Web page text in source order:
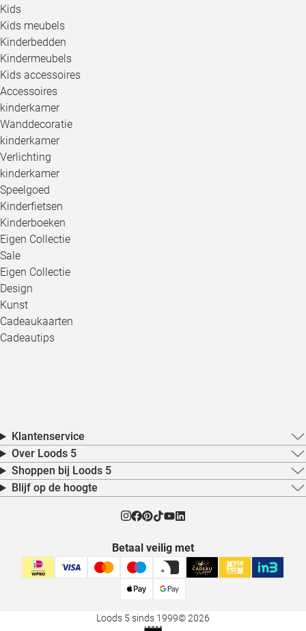
Kids
Kids meubels
Kinderbedden
Kindermeubels
Kids accessoires
Accessoires
kinderkamer
Wanddecoratie
kinderkamer
Verlichting
kinderkamer
Speelgoed
Kinderfietsen
Kinderboeken
Eigen Collectie
Sale
Eigen Collectie
Design
Kunst
Cadeaukaarten
Cadeautips
Klantenservice
Over Loods 5
Shoppen bij Loods 5
Blijf op de hoogte
Betaal veilig met
Loods 5 sinds 1999© 2026